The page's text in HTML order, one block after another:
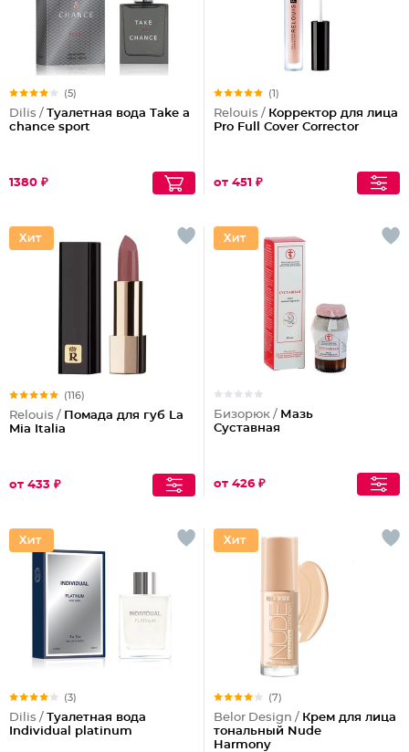
(5)
Dilis / Туалетная вода Take a
chance sport
1380 ₽
(1)
Relouis / Корректор для лица
Pro Full Cover Corrector
от 451 ₽
(116)
Relouis / Помада для губ La
Mia Italia
от 433 ₽
Бизорюк / Мазь
Суставная
от 426 ₽
(3)
Dilis / Туалетная вода
Individual platinum
(7)
Belor Design / Крем для лица
тональный Nude
Harmony